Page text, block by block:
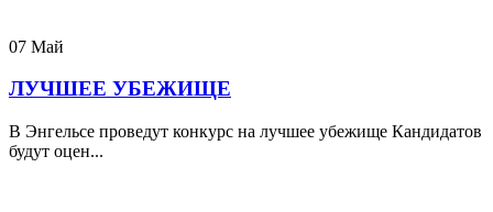
07 Май
ЛУЧШЕЕ УБЕЖИЩЕ
В Энгельсе проведут конкурс на лучшее убежище Кандидатов
будут оцен...